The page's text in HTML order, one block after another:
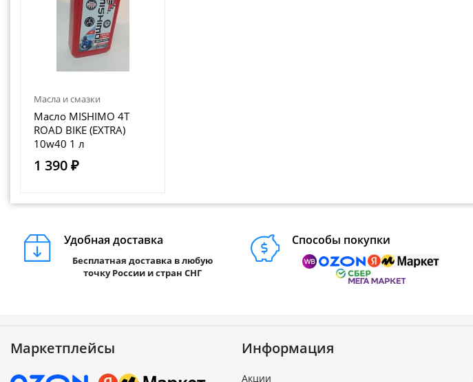
Масла и смазки
Масло MISHIMO 4T
ROAD BIKE (EXTRA)
10w40 1 л
1 390 ₽
Удобная доставка
Бесплатная доставка в любую
точку России и стран СНГ
Способы покупки
Маркетплейсы Информация
Акции